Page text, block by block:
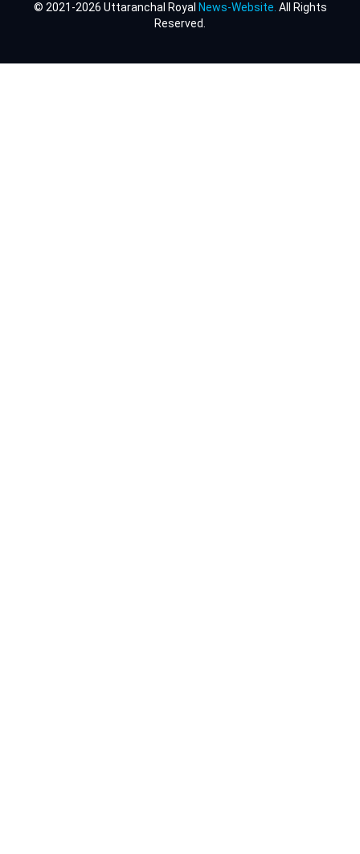
© 2021-2026 Uttaranchal Royal News-Website. All Rights
Reserved.